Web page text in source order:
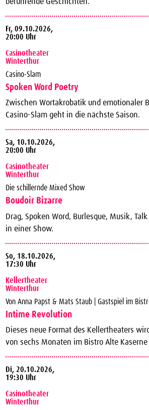
Fr,09.10.2026,
20:00 Uhr
Casinotheater
Winterthur
Casino-Slam
Spoken Word Poetry
Zwischen Wortakrobatik und emotionaler
Casino-Slam geht in die nächste Saison.
Sa, 10.10.2026,
20:00 Uhr
Casinotheater
Winterthur
Die schillernde Mixed Show
Boudoir Bizarre
Drag, Spoken Word, Burlesque, Musik,
in einer Show.
So, 18.10.2026,
17:30 Uhr
Kellertheater
Winterthur
Von Anna Papst & Mats Staub | Gastspiel im
Intime Revolution
Dieses neue Format des Kellertheaters
von sechs Monaten im Bistro Alte Kaserne
Di,20.10.2026,
19:30 Uhr
Casinotheater
Winterthur